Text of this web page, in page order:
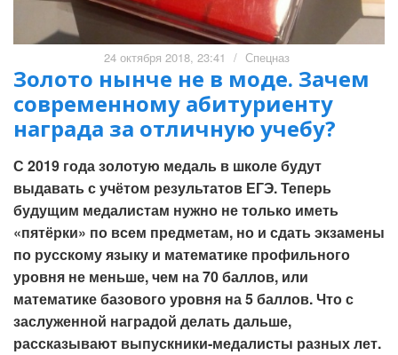
24 октября 2018, 23:41 / Спецназ
Золото нынче не в моде. Зачем
современному абитуриенту
награда за отличную учебу?
С 2019 года золотую медаль в школе будут
выдавать с учётом результатов ЕГЭ. Теперь
будущим медалистам нужно не только иметь
«пятёрки» по всем предметам, но и сдать экзамены
по русскому языку и математике профильного
уровня не меньше, чем на 70 баллов, или
математике базового уровня на 5 баллов. Что с
заслуженной наградой делать дальше,
рассказывают выпускники-медалисты разных лет.